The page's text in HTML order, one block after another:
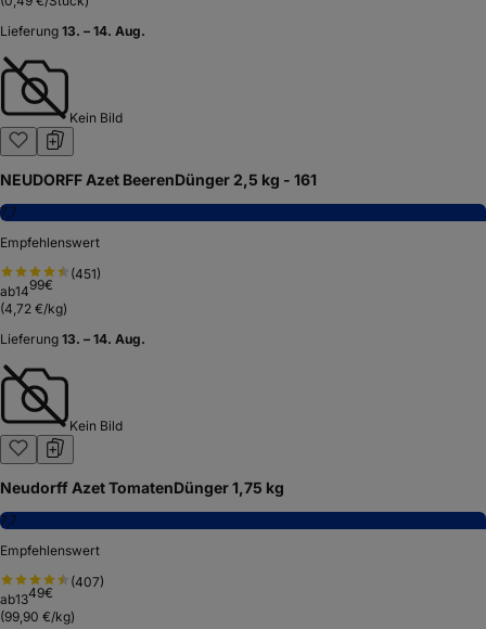
Lieferung 13. – 14. Aug.
Kein Bild
NEUDORFF Azet BeerenDünger 2,5 kg - 161
7,7
Empfehlenswert
(451)
ab1499€
(4,72 €/kg)
Lieferung 13. – 14. Aug.
Kein Bild
Neudorff Azet TomatenDünger 1,75 kg
7,7
Empfehlenswert
(407)
ab1349€
(99,90 €/kg)